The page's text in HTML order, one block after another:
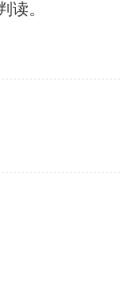
读。